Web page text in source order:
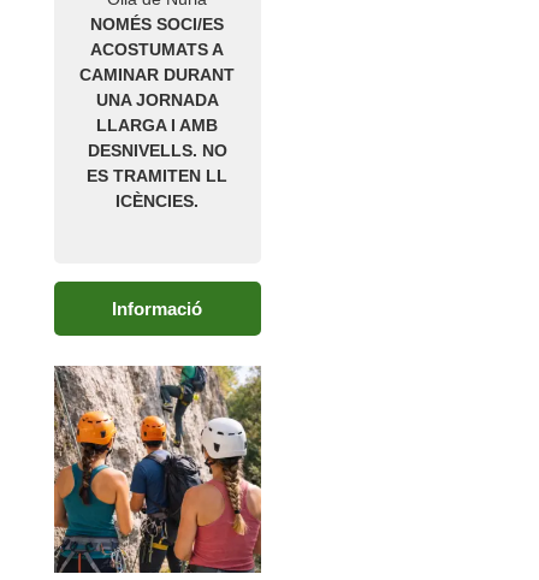
NOMÉS SOCI/ES
ACOSTUMATS A
CAMINAR DURANT
UNA JORNADA
LLARGA I AMB
DESNIVELLS. NO
ES TRAMITEN LL
ICÈNCIES.
Informació